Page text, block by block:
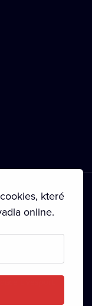
• Zásady používání
které
online.